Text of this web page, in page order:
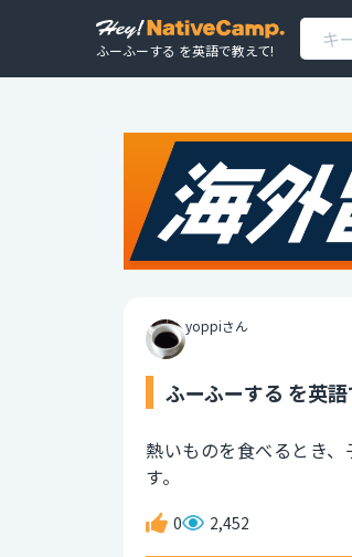
ふーふーする を英語で教えて!
yoppiさん
ふーふーする を英
熱いものを食べるとき
す。
0 2,452